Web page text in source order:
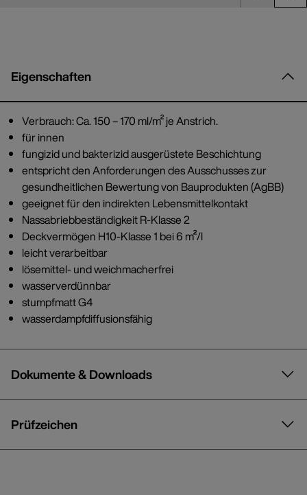
Eigenschaften
Verbrauch: Ca. 150 – 170 ml/m² je Anstrich.
für innen
fungizid und bakterizid ausgerüstete Beschichtung
entspricht den Anforderungen des Ausschusses zur
gesundheitlichen Bewertung von Bauprodukten (AgBB)
geeignet für den indirekten Lebensmittelkontakt
Nassabriebbeständigkeit R-Klasse 2
Deckvermögen H10-Klasse 1 bei 6 m²/l
leicht verarbeitbar
lösemittel- und weichmacherfrei
wasserverdünnbar
stumpfmatt G4
wasserdampfdiffusionsfähig
Dokumente & Downloads
Prüfzeichen